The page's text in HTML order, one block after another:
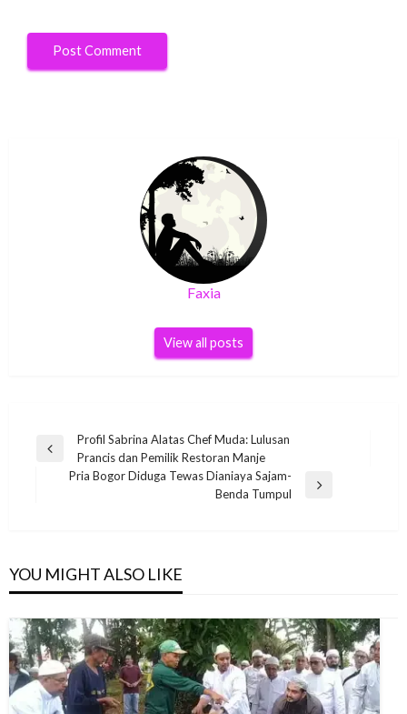
Faxia
View all posts
Post
navigation
Previous
Profil Sabrina Alatas Chef Muda: Lulusan
Prancis dan Pemilik Restoran Manje
Pria Bogor Diduga Tewas Dianiaya Sajam-
Benda Tumpul
YOU MIGHT ALSO LIKE